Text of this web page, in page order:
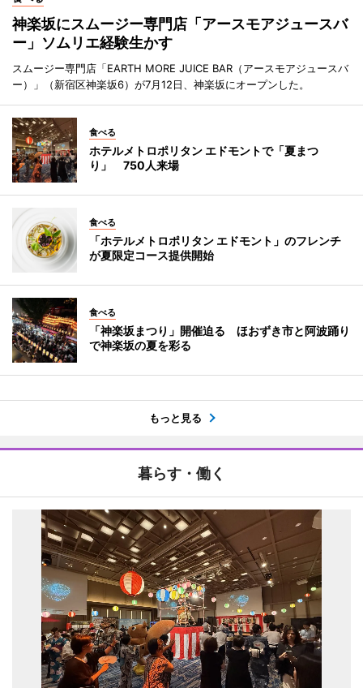
神楽坂にスムージー専門店「アースモアジュースバ
ー」ソムリエ経験生かす
スムージー専門店「EARTH MORE JUICE BAR（アースモアジュースバ
ー）」（新宿区神楽坂6）が7月12日、神楽坂にオープンした。
食べる
ホテルメトロポリタン エドモントで「夏まつ
り」 750人来場
食べる
「ホテルメトロポリタン エドモント」のフレンチ
が夏限定コース提供開始
食べる
「神楽坂まつり」開催迫る ほおずき市と阿波踊り
で神楽坂の夏を彩る
もっと見る
暮らす・働く